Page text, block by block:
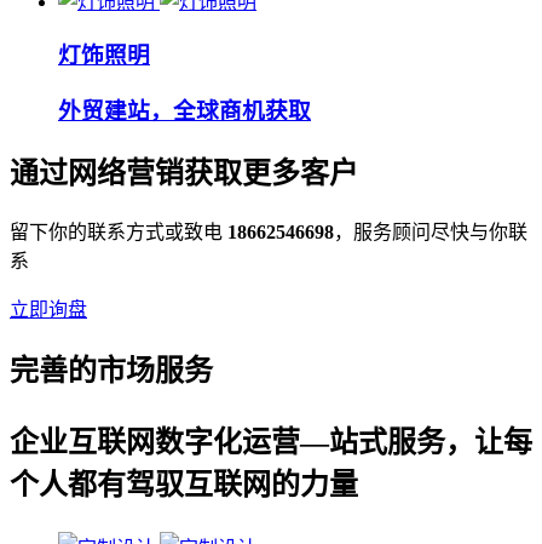
灯饰照明
外贸建站，全球商机获取
通过网络营销获取更多客户
留下你的联系方式或致电 18662546698，服务顾问尽快与你联
系
立即询盘
完善的市场服务
企业互联网数字化运营—站式服务，让每
个人都有驾驭互联网的力量